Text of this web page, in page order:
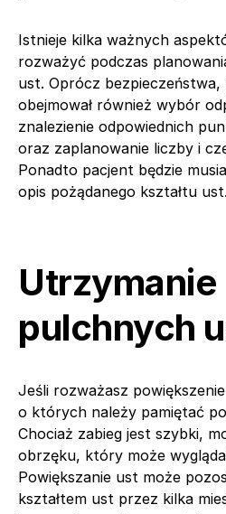
Istnieje kilka ważnych
rozważyć podczas
ust. Oprócz
obejmował również wybór
znalezienie odpowiednich
oraz zaplanowanie liczby i
Ponadto pacjent będzie
opis pożądanego kształtu ust.
Utrzymanie
pulchnych
Jeśli rozważasz
o których należy pamiętać
Chociaż zabieg jest szybki,
obrzęku, który może
Powiększanie ust może
kształtem ust przez kilka